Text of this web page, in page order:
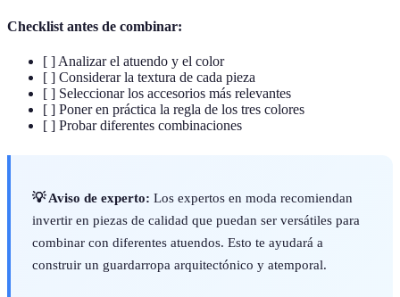
Checklist antes de combinar:
[ ] Analizar el atuendo y el color
[ ] Considerar la textura de cada pieza
[ ] Seleccionar los accesorios más relevantes
[ ] Poner en práctica la regla de los tres colores
[ ] Probar diferentes combinaciones
💡 Aviso de experto: Los expertos en moda recomiendan
invertir en piezas de calidad que puedan ser versátiles para
combinar con diferentes atuendos. Esto te ayudará a
construir un guardarropa arquitectónico y atemporal.